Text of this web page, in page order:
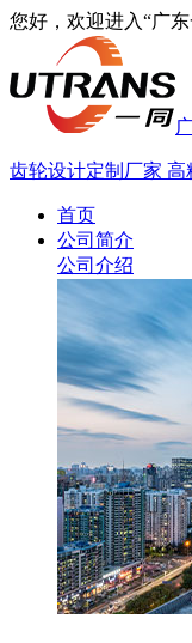
您好，欢迎进入“广
齿轮设计定制厂家 高
首页
公司简介
公司介绍